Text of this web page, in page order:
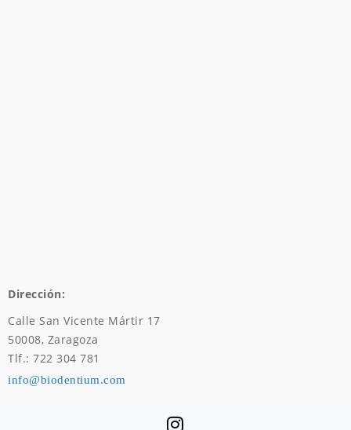
Dirección:
Calle San Vicente Mártir 17
50008, Zaragoza
Tlf.: 722 304 781
info@biodentium.com